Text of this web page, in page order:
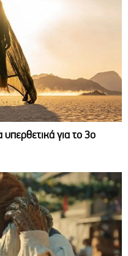
για το 3ο